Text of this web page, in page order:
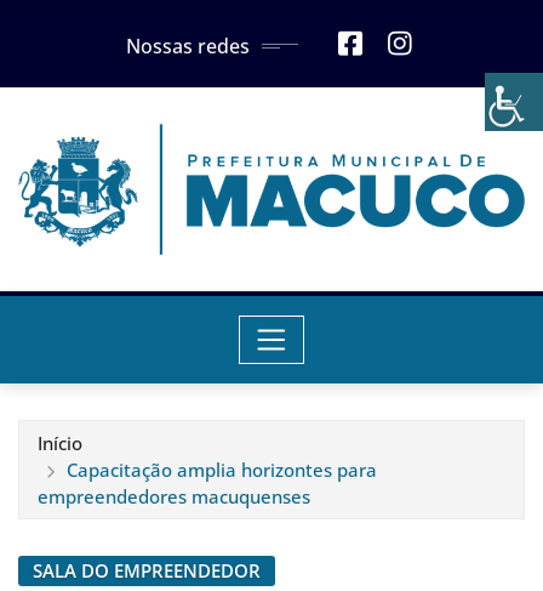
Nossas redes
Início
Capacitação amplia horizontes para
empreendedores macuquenses
SALA DO EMPREENDEDOR